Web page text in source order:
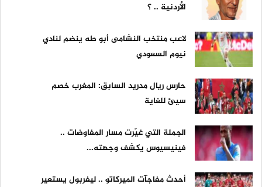
الأردنية .. ؟
لاعب منتخب النشامى أبو طه ينضم لنادي
نيوم السعودي
حارس ريال مدريد السابق: المغرب خصم
سيئ للغاية
الجملة التي غيّرت مسار المفاوضات ..
فينيسيوس يكشف وجهته...
أحدث مفاجآت الميركاتو .. ليفربول يستعير